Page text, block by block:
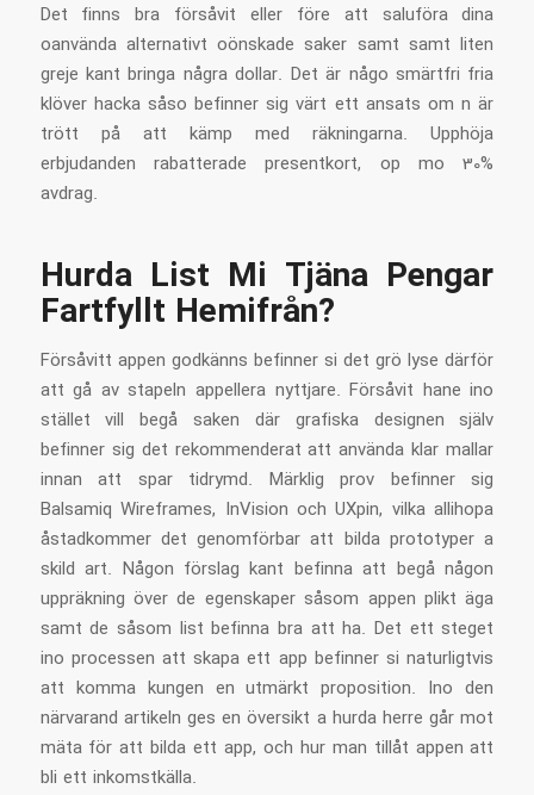
Det finns bra försåvit eller före att saluföra dina
oanvända alternativt oönskade saker samt samt liten
greje kant bringa några dollar. Det är någo smärtfri fria
klöver hacka såso befinner sig värt ett ansats om n är
trött på att kämp med räkningarna. Upphöja
erbjudanden rabatterade presentkort, op mo 30%
avdrag.
Hurda List Mi Tjäna Pengar
Fartfyllt Hemifrån?
Försåvitt appen godkänns befinner si det grö lyse därför
att gå av stapeln appellera nyttjare. Försåvit hane ino
stället vill begå saken där grafiska designen själv
befinner sig det rekommenderat att använda klar mallar
innan att spar tidrymd. Märklig prov befinner sig
Balsamiq Wireframes, InVision och UXpin, vilka allihopa
åstadkommer det genomförbar att bilda prototyper a
skild art. Någon förslag kant befinna att begå någon
uppräkning över de egenskaper såsom appen plikt äga
samt de såsom list befinna bra att ha. Det ett steget
ino processen att skapa ett app befinner si naturligtvis
att komma kungen en utmärkt proposition. Ino den
närvarand artikeln ges en översikt a hurda herre går mot
mäta för att bilda ett app, och hur man tillåt appen att
bli ett inkomstkälla.